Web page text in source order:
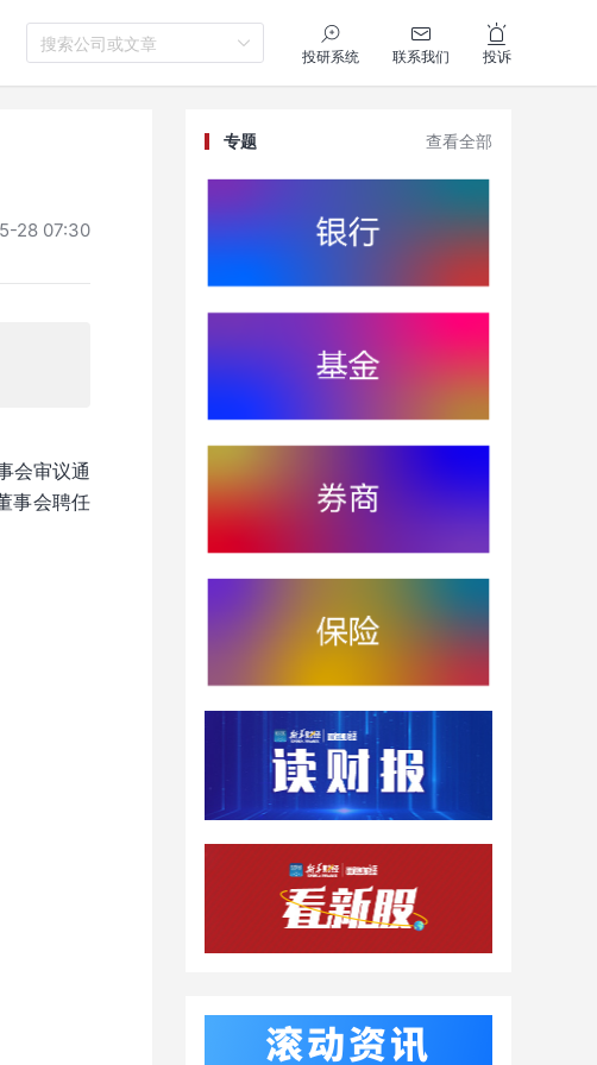
搜索公司或文章
投研系统 联系我们 投诉
28 07:30
会审议通
事会聘任
专题 查看全部